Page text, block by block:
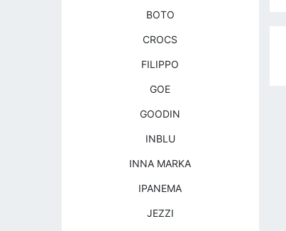
BOTO
CROCS
FILIPPO
GOE
GOODIN
INBLU
INNA MARKA
IPANEMA
JEZZI